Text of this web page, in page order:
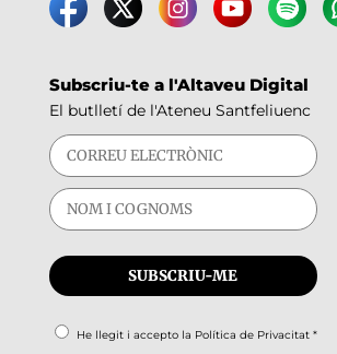
Subscriu-te a l'Altaveu Digital
El butlletí de l'Ateneu Santfeliuenc
He llegit i accepto la Política de Privacitat*